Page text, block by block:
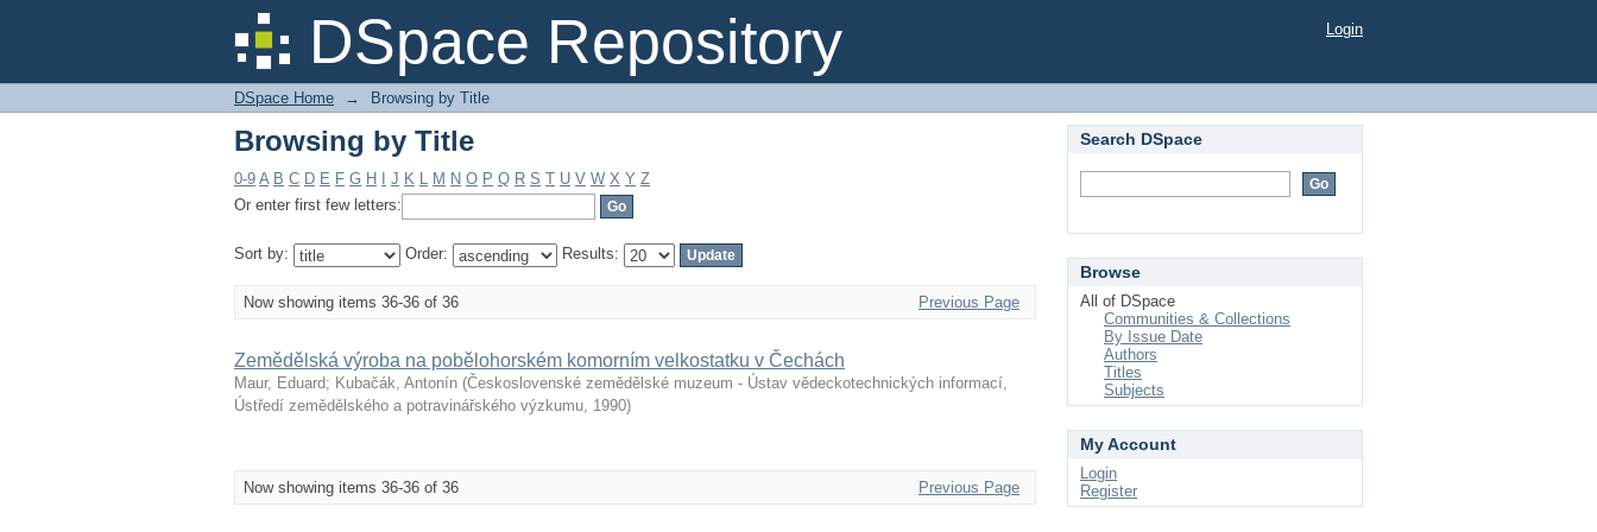
DSpace Repository
Browsing by Title Login
DSpace Home → Browsing by Title
Browsing by Title
0-9 A B C D E F G H J K L M N O P Q R S T U V W X Y Z
Or enter first few letters:
Sort by: Order: Results:
Now showing items 36-36 of 36 Previous Page
Zemědělská výroba na pobělohorském komorním velkostatku v Čechách
Maur, Eduard; Kubačák, Antonín (Československé zemědělské muzeum - Ústav vědeckotechnických informací,
Ústředí zemědělského a potravinářského výzkumu, 1990)
Now showing items 36-36 of 36 Previous Page
Search DSpace
Browse
All of DSpace
Communities & Collections
By Issue Date
Authors
Titles
Subjects
My Account
Login
Register